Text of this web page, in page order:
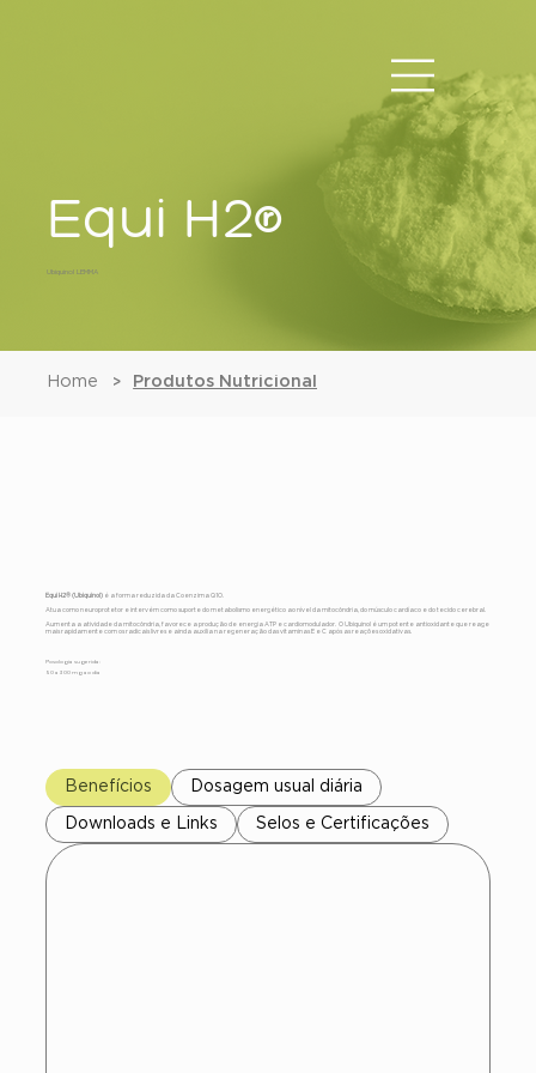
Equi H2®
Ubiquinol LEMMA
Home > Produtos Nutricional
Equi H2® (Ubiquinol)é a forma reduzida da Coenzima Q10.
Atua como neuroprotetor e intervém como suporte do metabolismo energético ao nível da mitocôndria, do músculo cardíaco e do tecido cerebral.
Aumenta a atividade da mitocôndria, favorece a produção de energia ATP e cardiomodulador. O Ubiquinol é um potente antioxidante que reage
mais rapidamente com os radicais livres e ainda auxilia na regeneração das vitaminas E e C após as reações oxidativas.
Posologia sugerida:
50 a 300 mg ao dia
Benefícios Dosagem usual diária
Downloads e Links Selos e Certificações